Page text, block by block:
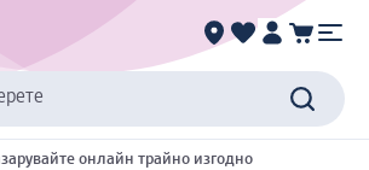
онлайн трайно изгодно